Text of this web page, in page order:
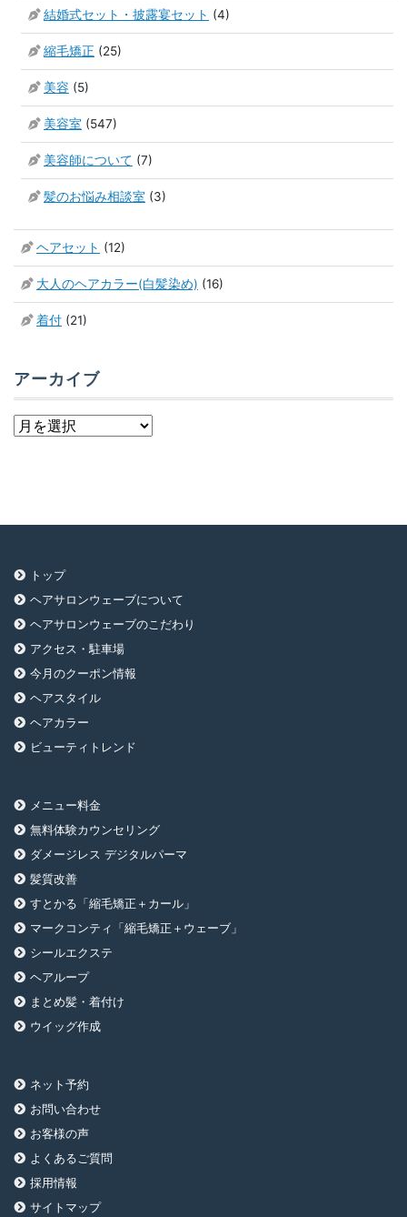
結婚式セット・披露宴セット (4)
縮毛矯正 (25)
美容 (5)
美容室 (547)
美容師について (7)
髪のお悩み相談室 (3)
ヘアセット (12)
大人のヘアカラー(白髪染め) (16)
着付 (21)
アーカイブ
ア
トップ
ヘアサロンウェーブについて
ヘアサロンウェーブのこだわり
アクセス・駐車場
今月のクーポン情報
ヘアスタイル
ヘアカラー
ビューティトレンド
メニュー料金
無料体験カウンセリング
ダメージレス デジタルパーマ
髪質改善
すとかる「縮毛矯正＋カール」
マークコンティ「縮毛矯正＋ウェーブ」
シールエクステ
ヘアループ
まとめ髪・着付け
ウイッグ作成
ネット予約
お問い合わせ
お客様の声
よくあるご質問
採用情報
サイトマップ